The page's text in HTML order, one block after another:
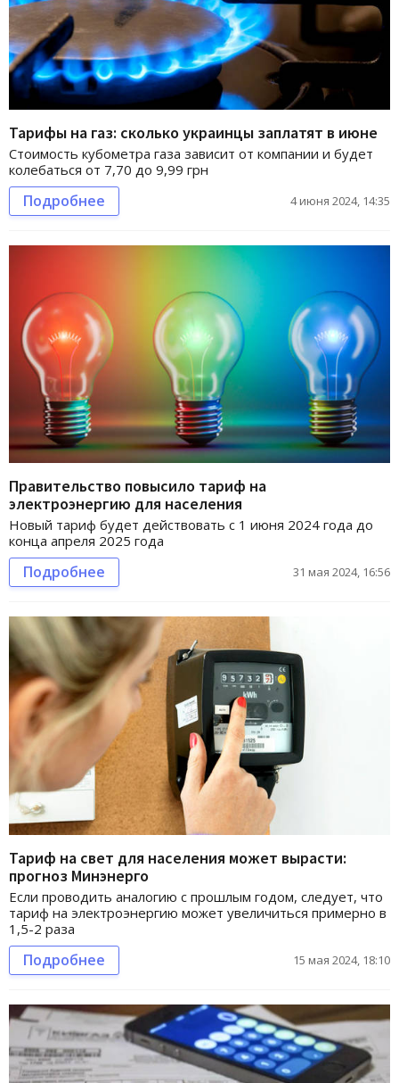
Тарифы на газ: сколько украинцы заплатят в июне
Стоимость кубометра газа зависит от компании и будет
колебаться от 7,70 до 9,99 грн
Подробнее 4 июня 2024, 14:35
Правительство повысило тариф на
электроэнергию для населения
Новый тариф будет действовать с 1 июня 2024 года до
конца апреля 2025 года
Подробнее 31 мая 2024, 16:56
Тариф на свет для населения может вырасти:
прогноз Минэнерго
Если проводить аналогию с прошлым годом, следует, что
тариф на электроэнергию может увеличиться примерно в
1,5-2 раза
Подробнее 15 мая 2024, 18:10